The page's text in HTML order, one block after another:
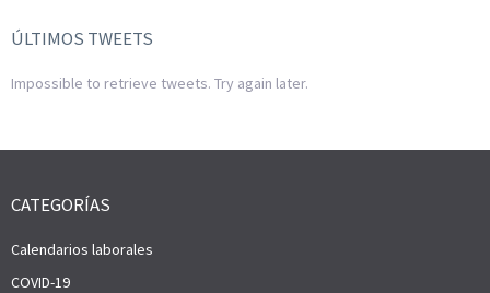
ÚLTIMOS TWEETS
Impossible to retrieve tweets. Try again later.
CATEGORÍAS
Calendarios laborales
COVID-19